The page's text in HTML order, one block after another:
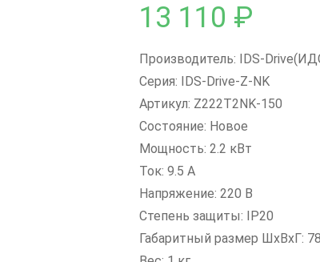
13 110 ₽
Производитель: IDS-
Серия: IDS-Drive-Z-NK
Артикул: Z222T2NK-150
Состояние: Новое
Мощность: 2.2 кВт
Ток: 9.5 А
Напряжение: 220 В
Степень защиты: IP20
Габаритный размер ШхВхГ: